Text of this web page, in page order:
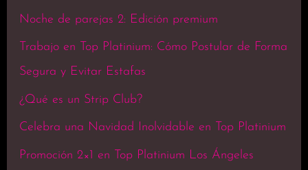
Noche de parejas 2: Edición premium
Trabajo en Top Platinium: Cómo Postular de Forma
Segura y Evitar Estafas
¿Qué es un Strip Club?
Celebra una Navidad Inolvidable en Top Platinium
Promoción 2×1 en Top Platinium Los Ángeles